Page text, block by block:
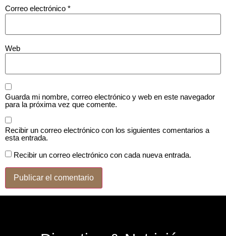
Correo electrónico *
Web
Guarda mi nombre, correo electrónico y web en este navegador
para la próxima vez que comente.
Recibir un correo electrónico con los siguientes comentarios a
esta entrada.
Recibir un correo electrónico con cada nueva entrada.